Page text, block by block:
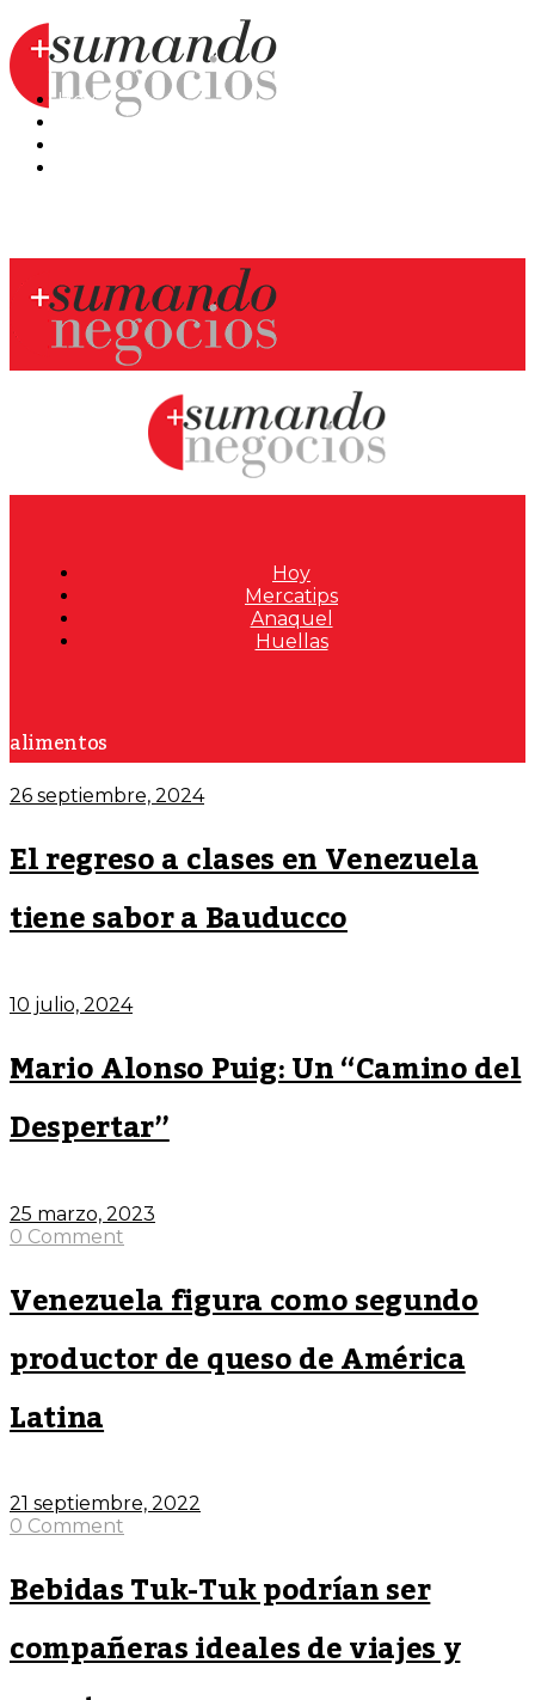
Hoy
Mercatips
Hoy
Mercatips
Anaquel
Huellas
alimentos
26 septiembre, 2024
El regreso a clases en Venezuela
tiene sabor a Bauducco
10 julio, 2024
Mario Alonso Puig: Un “Camino del
Despertar”
25 marzo, 2023
0 Comment
Venezuela figura como segundo
productor de queso de América
Latina
21 septiembre, 2022
0 Comment
Bebidas Tuk-Tuk podrían ser
compañeras ideales de viajes y